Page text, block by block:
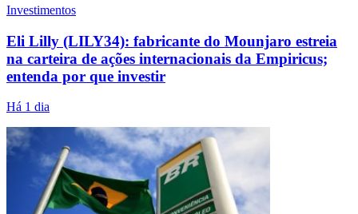
Investimentos
Eli Lilly (LILY34): fabricante do Mounjaro estreia
na carteira de ações internacionais da Empiricus;
entenda por que investir
Há 1 dia